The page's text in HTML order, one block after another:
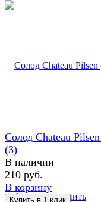
избранное сравнить
Солод Chateau
(3)
В наличии
210 руб.
В корзину